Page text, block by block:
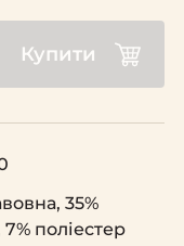
Купити
35%
поліестер